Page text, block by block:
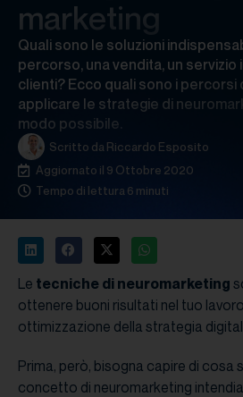
marketing
Quali sono le soluzioni
percorso, una vendita, un servizio
clienti? Ecco quali sono i percorsi
applicare le strategie di
modo possibile.
Scritto da Riccardo Esposito
Aggiornato il 9 Ottobre 2020
Tempo di lettura 6 minuti
Le tecniche di neuromarketing
ottenere buoni risultati nel tuo
ottimizzazione della strategia
Prima, però, bisogna capire di cosa
concetto di neuromarketing